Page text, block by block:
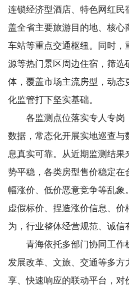
连锁经济型酒店、特色网红民
盖全省主要旅游目的地、核心
车站等重点交通枢纽。同时，
源等热门景区周边住宿，筛选
体，覆盖市场主流房型，动态
化监管打下坚实基础。
各监测点位落实专人专岗
数据，常态化开展实地巡查与
息真实可靠。从近期监测结果
势平稳，各类房型售价稳定在
幅涨价、低价恶意竞争等乱象
虚假标价、捏造涨价信息、价
为，行业整体经营规范、诚信
青海依托多部门协同工作
发展改革、文旅、交通等多方
享、快速响应的联动平台，对